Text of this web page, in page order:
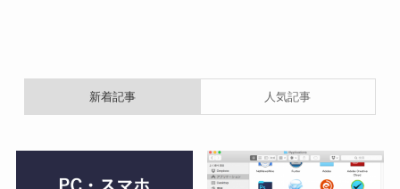
新着記事 人気記事